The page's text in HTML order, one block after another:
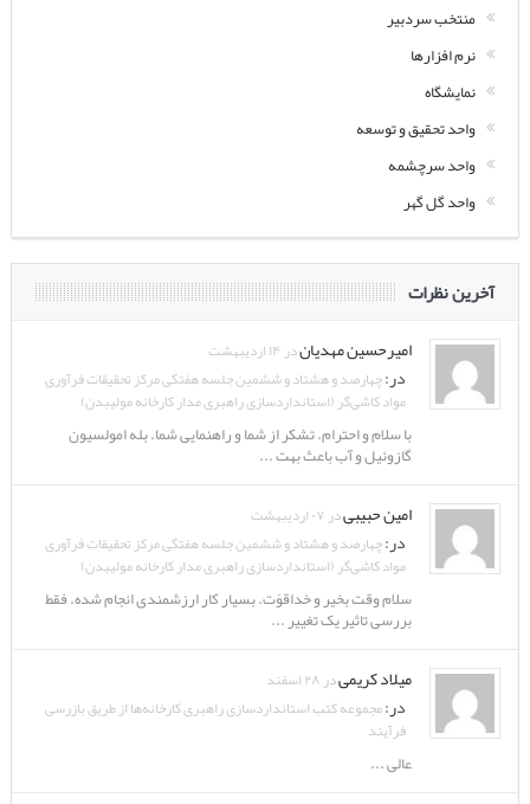
منتخب سردبیر
نرم افزارها
نمایشگاه
واحد تحقیق و توسعه
واحد سرچشمه
واحد گل گهر
آخرین نظرات
امیرحسین مهدیاندر ۱۴ اردیبهشت
در:چهارصد و هشتاد و ششمین جلسه هفتگی مرکز تحقیقات فرآوری
مواد کاشی‌گر (استانداردسازی راهبری مدار کارخانه مولیبدن)
با سلام و احترام. تشکر از شما و راهنمایی شما. بله امولسیون
گازوئیل و آب باعث بهت ...
امین حبیبیدر ۰۷ اردیبهشت
در:چهارصد و هشتاد و ششمین جلسه هفتگی مرکز تحقیقات فرآوری
مواد کاشی‌گر (استانداردسازی راهبری مدار کارخانه مولیبدن)
سلام وقت بخیر و خداقوّت. بسیار کار ارزشمندی انجام شده. فقط
بررسی تاثیر یک تغییر ...
میلاد کریمیدر ۲۸ اسفند
در:مجموعه کتب استانداردسازی راهبری کارخانه‌ها از طریق بازرسی
فرآیند
عالی ...